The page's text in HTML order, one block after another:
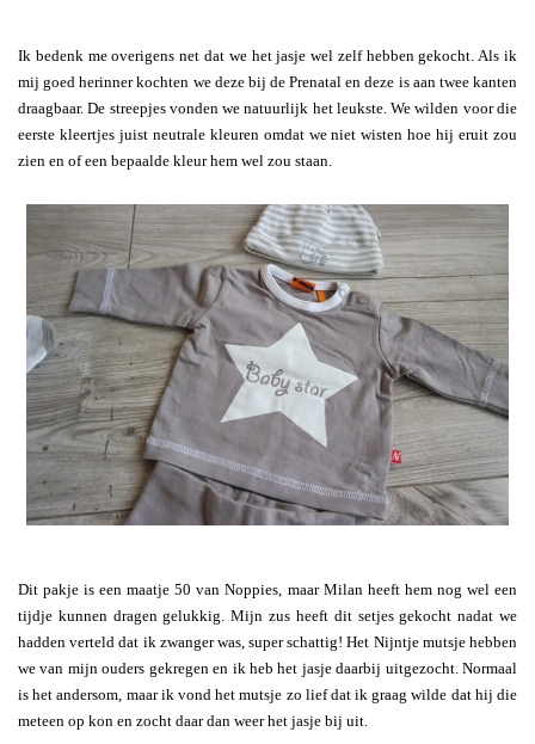
Ik bedenk me overigens net dat we het jasje wel zelf hebben gekocht. Als ik
mij goed herinner kochten we deze bij de Prenatal en deze is aan twee kanten
draagbaar. De streepjes vonden we natuurlijk het leukste. We wilden voor die
eerste kleertjes juist neutrale kleuren omdat we niet wisten hoe hij eruit zou
zien en of een bepaalde kleur hem wel zou staan.
Dit pakje is een maatje 50 van Noppies, maar Milan heeft hem nog wel een
tijdje kunnen dragen gelukkig. Mijn zus heeft dit setjes gekocht nadat we
hadden verteld dat ik zwanger was, super schattig! Het Nijntje mutsje hebben
we van mijn ouders gekregen en ik heb het jasje daarbij uitgezocht. Normaal
is het andersom, maar ik vond het mutsje zo lief dat ik graag wilde dat hij die
meteen op kon en zocht daar dan weer het jasje bij uit.